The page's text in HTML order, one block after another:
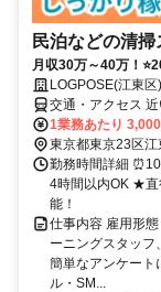
民泊などの清掃
月収30万～40万！
LOGPOSE(江東区)
交通・アクセス
1業務あたり
東京都東京23区江
勤務時間詳細
4時間以内OK ★直
能！
仕事内容 雇用形
ーニングスタッフ
簡単なアンケート
ル・SM...